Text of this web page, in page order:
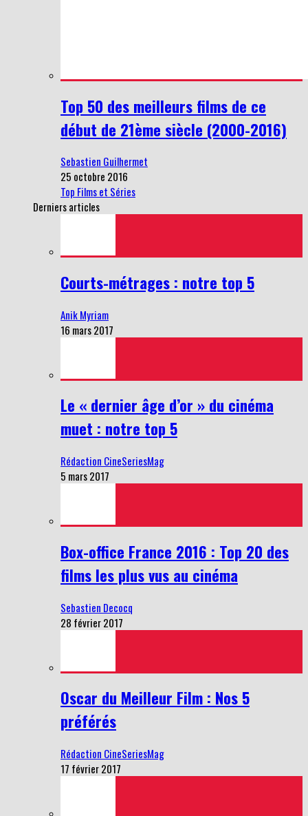
Top 50 des meilleurs films de ce
début de 21ème siècle (2000-2016)
Sebastien Guilhermet
25 octobre 2016
Top Films et Séries
Derniers articles
Courts-métrages : notre top 5
Anik Myriam
16 mars 2017
Le « dernier âge d’or » du cinéma
muet : notre top 5
Rédaction CineSeriesMag
5 mars 2017
Box-office France 2016 : Top 20 des
films les plus vus au cinéma
Sebastien Decocq
28 février 2017
Oscar du Meilleur Film : Nos 5
préférés
Rédaction CineSeriesMag
17 février 2017